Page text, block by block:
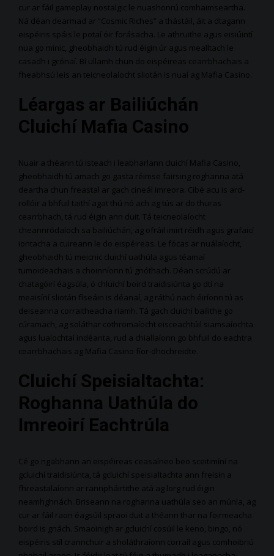
cur ar fáil gameplay nostalgic le nuashonrú comhaimseartha.
Ná déan dearmad ar “Cosmic Riches” a thástáil, áit a dtagann
eispéiris spáis le potaí óir forásacha. Le athruithe agus eisiúintí
nua go minic, gheobhaidh tú rud éigin úr agus mealltach le
casadh i gcónaí. Bí ullamh chun do eispéireas cearrbhachais a
fheabhsú leis an teicneolaíocht sliotán is nuaí ag Mafia Casino.
Léargas ar Bailiúchán
Cluichí Mafia Casino
Nuair a théann tú isteach i leabharlann cluichí Mafia Casino,
gheobhaidh tú amach go gasta réimse fairsing roghanna atá
deartha chun freastal ar gach cineál imreora. Cibé acu is ard-
rollóir a bhfuil taithí agat thú nó ach ag tús ar do thuras
cearrbhach, tá rud éigin ann duit. Tá teicneolaíocht
cheannródaíoch sa bailiúchán, ag ofráil imirt réidh agus grafaicí
iontacha a cuireann le do eispéireas. Le fócas ar nuálaíocht,
gheobhaidh tú meicnic cluichí uathúla agus téamaí
tumoideachais a choinníonn tú gnóthach. Déan scrúdú ar
chatagóirí éagsúla, ó chluichí boird traidisiúnta go dtí na
meaisíní sliotán físeáin is déanaí, ag ráthú nach éiríonn tú as
deiseanna corraitheacha riamh. Tá gach cluichí bailithe go
cúramach, ag soláthar cothromaíocht eisceachtúil siamsaíochta
agus luaíochtaí indéanta, rud a chiallaíonn go bhfuil do eachtra
cearrbhachais ag Mafia Casino fíor-dhochreidte.
Cluichí Speisialtachta:
Roghanna Uathúla do
Imreoirí Eachtrúla
Cé go ngabhann an eispéireas ceasaíneo beo sceitimíní na
gcluichí traidisiúnta, tá gcluichí speisialtachta ann freisin a
fhreastalaíonn ar rannpháirtithe atá ag lorg rud éigin
neamhghnách. Briseann na roghanna uathúla seo an múnla, ag
cur ar fáil raon éagsúil spraoi duit a théann thar na foirmeacha
boird is gnách. Smaoinigh ar gcluichí cosúil le keno, bingo, nó
eispéiris stíl crannchuir a sholáthraíonn corraíl agus comhoibriú